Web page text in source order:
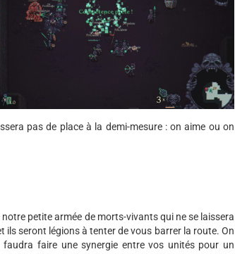
pas de place à la demi-mesure : on aime ou on
petite armée de morts-vivants qui ne se laissera
seront légions à tenter de vous barrer la route. On
faire une synergie entre vos unités pour un